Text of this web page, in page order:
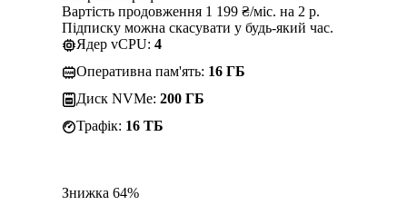
Вартість продовження 1 199 ₴/міс. на 2 р.
Підписку можна скасувати у будь-який час.
Ядер vCPU: 4
Оперативна пам'ять: 16 ГБ
Диск NVMe: 200 ГБ
Трафік: 16 TБ
Знижка 64%